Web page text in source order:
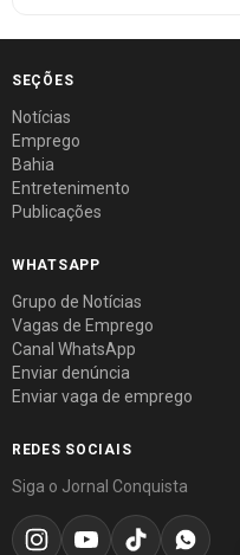
SEÇÕES
Notícias
Emprego
Bahia
Entretenimento
Publicações
WHATSAPP
Grupo de Notícias
Vagas de Emprego
Canal WhatsApp
Enviar denúncia
Enviar vaga de emprego
REDES SOCIAIS
Siga o Jornal Conquista